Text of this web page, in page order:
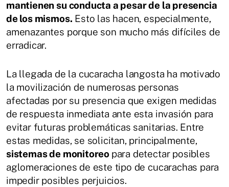
mantienen su conducta a pesar de la presencia
de los mismos. Esto las hacen, especialmente,
amenazantes porque son mucho más difíciles de
erradicar.
La llegada de la cucaracha langosta ha motivado
la movilización de numerosas personas
afectadas por su presencia que exigen medidas
de respuesta inmediata ante esta invasión para
evitar futuras problemáticas sanitarias. Entre
estas medidas, se solicitan, principalmente,
sistemas de monitoreo para detectar posibles
aglomeraciones de este tipo de cucarachas para
impedir posibles perjuicios.